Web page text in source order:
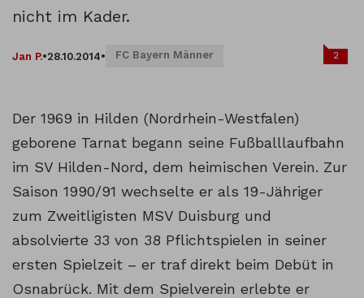
nicht im Kader.
Jan P.•28.10.2014• FC Bayern Männer 2
Der 1969 in Hilden (Nordrhein-Westfalen)
geborene Tarnat begann seine Fußballlaufbahn
im SV Hilden-Nord, dem heimischen Verein. Zur
Saison 1990/91 wechselte er als 19-Jähriger
zum Zweitligisten MSV Duisburg und
absolvierte 33 von 38 Pflichtspielen in seiner
ersten Spielzeit – er traf direkt beim Debüt in
Osnabrück. Mit dem Spielverein erlebte er